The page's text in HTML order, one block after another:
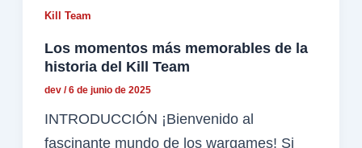
Kill Team
Los momentos más memorables de la
historia del Kill Team
dev/6 de junio de 2025
INTRODUCCIÓN ¡Bienvenido al
fascinante mundo de los wargames! Si